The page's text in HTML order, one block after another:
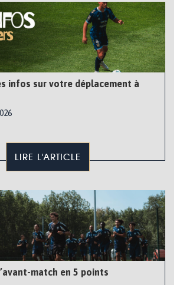
infos sur votre déplacement à
LIRE L'ARTICLE
match en 5 points